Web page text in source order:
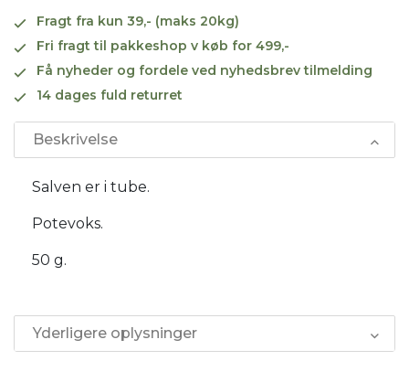
Fragt fra kun 39,- (maks 20kg)
Fri fragt til pakkeshop v køb for 499,-
Få nyheder og fordele ved nyhedsbrev tilmelding
14 dages fuld returret
Beskrivelse
Salven er i tube.
Potevoks.
50 g.
Yderligere oplysninger